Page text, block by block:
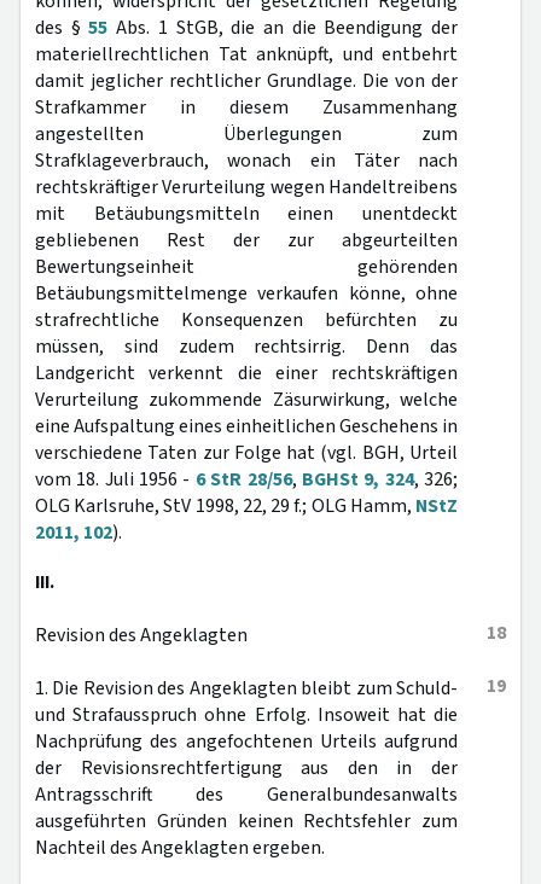
des §55 Abs. 1 StGB, die an die Beendigung der
materiellrechtlichen Tat anknüpft, und entbehrt
damit jeglicher rechtlicher Grundlage. Die von der
Strafkammer in diesem Zusammenhang
angestellten Überlegungen zum
Strafklageverbrauch, wonach ein Täter nach
rechtskräftiger Verurteilung wegen Handeltreibens
mit Betäubungsmitteln einen unentdeckt
gebliebenen Rest der zur abgeurteilten
Bewertungseinheit gehörenden
Betäubungsmittelmenge verkaufen könne, ohne
strafrechtliche Konsequenzen befürchten zu
müssen, sind zudem rechtsirrig. Denn das
Landgericht verkennt die einer rechtskräftigen
Verurteilung zukommende Zäsurwirkung, welche
eine Aufspaltung eines einheitlichen Geschehens in
verschiedene Taten zur Folge hat (vgl. BGH, Urteil
vom 18. Juli 1956 - 6 StR 28/56, BGHSt 9, 324, 326;
OLG Karlsruhe, StV 1998, 22, 29 f.; OLG Hamm, NStZ
2011, 102).
III.
18
Revision des Angeklagten
19
1. Die Revision des Angeklagten bleibt zum Schuld-
und Strafausspruch ohne Erfolg. Insoweit hat die
Nachprüfung des angefochtenen Urteils aufgrund
der Revisionsrechtfertigung aus den in der
Antragsschrift des Generalbundesanwalts
ausgeführten Gründen keinen Rechtsfehler zum
Nachteil des Angeklagten ergeben.